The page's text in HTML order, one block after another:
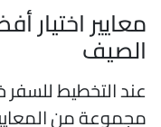
اختيار
التخطيط للسفر
من المعايير